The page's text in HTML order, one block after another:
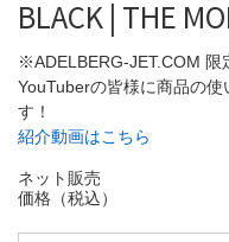
BLACK | THE
※ADELBERG-JET.COM 限
YouTuberの皆様に商品の
す！
紹介動画はこちら
ネット販売
価格（税込）